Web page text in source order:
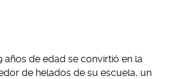
años de edad se convirtió en la
de helados de su escuela, un